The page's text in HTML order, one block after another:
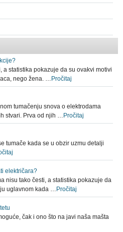
statistika pokazuje da su ovakvi motivi
nego žena. … Pročitaj
tumačenju snova o elektrodama
stvari. Prva od njih … Pročitaj
tumače kada se u obzir uzmu detalji
električara?
nisu tako česti, a statistika pokazuje da
uglavnom kada … Pročitaj
čak i ono što na javi naša mašta